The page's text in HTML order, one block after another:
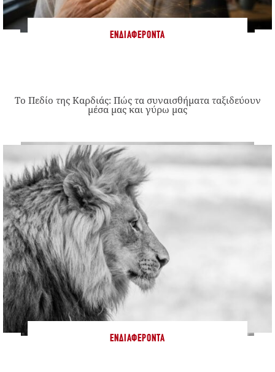
ΕΝΔΙΑΦΈΡΟΝΤΑ
Το Πεδίο της Καρδιάς: Πώς τα συναισθήματα ταξιδεύουν
μέσα μας και γύρω μας
ΕΝΔΙΑΦΈΡΟΝΤΑ